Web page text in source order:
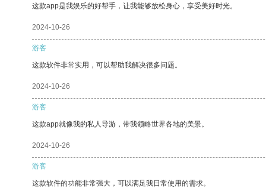
这款app是我娱乐的好帮手，让我能够放松身心，享受美好时光。
2024-10-26
游客
这款软件非常实用，可以帮助我解决很多问题。
2024-10-26
游客
这款app就像我的私人导游，带我领略世界各地的美景。
2024-10-26
游客
这款软件的功能非常强大，可以满足我日常使用的需求。